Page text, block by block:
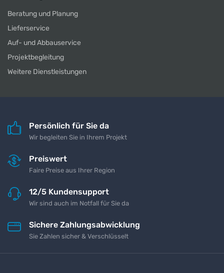
Beratung und Planung
Lieferservice
Auf- und Abbauservice
Projektbegleitung
Weitere Dienstleistungen
Persönlich für Sie da
Wir begleiten Sie in Ihrem Projekt
Preiswert
Faire Preise aus Ihrer Region
12/5 Kundensupport
Wir sind auch im Notfall für Sie da
Sichere Zahlungsabwicklung
Sie Zahlen sicher & Verschlüsselt